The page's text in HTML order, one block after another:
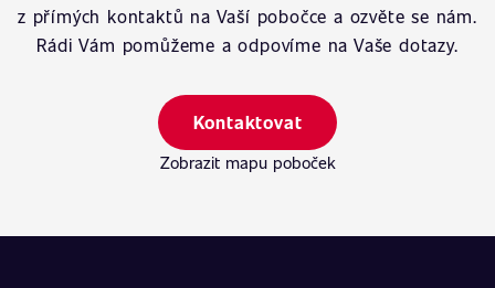
z přímých kontaktů na Vaší pobočce a ozvěte se nám.
Rádi Vám pomůžeme a odpovíme na Vaše dotazy.
Kontaktovat
Zobrazit mapu poboček